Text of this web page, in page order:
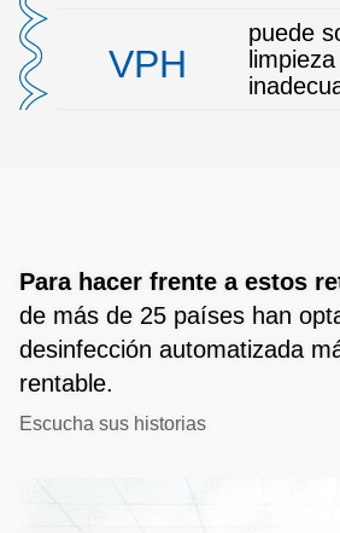
VPH
puede
Para hacer frente a estos
de más de 25 países han
desinfección automatizada
rentable.
Escucha sus historias